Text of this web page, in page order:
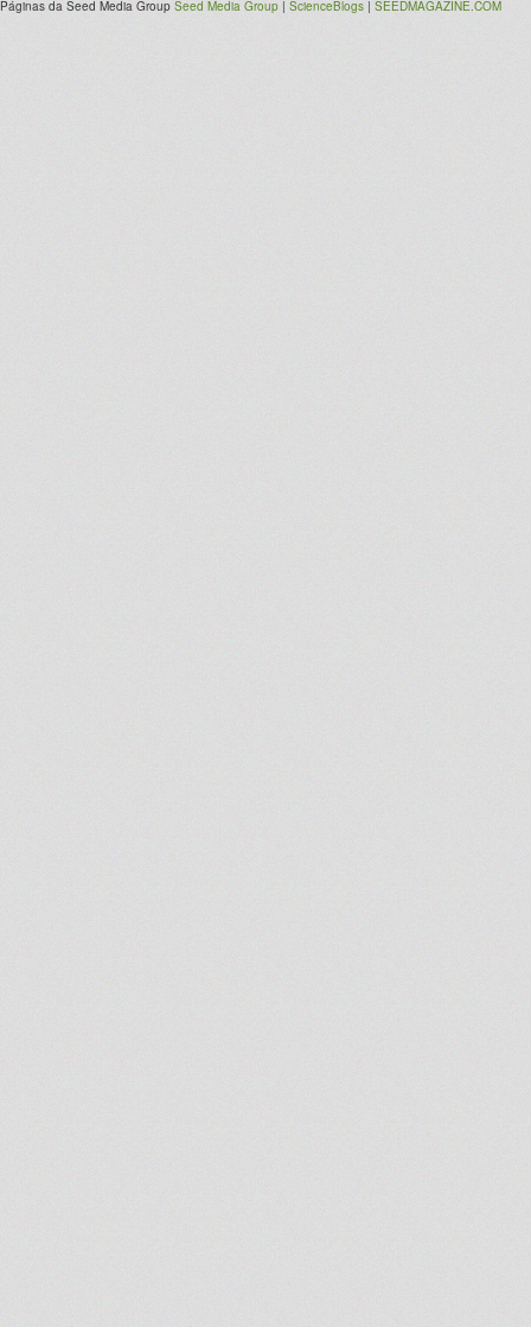
Páginas da Seed Media Group Seed Media Group | ScienceBlogs | SEEDMAGAZINE.COM